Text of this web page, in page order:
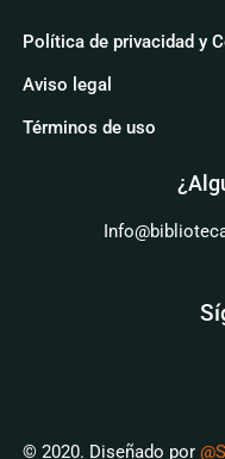
Política de privacidad y
Aviso legal
Términos de uso
© 2020. Diseñado por